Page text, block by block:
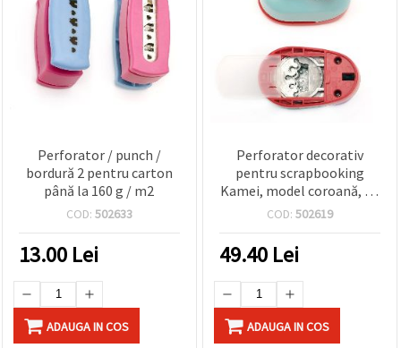
Perforator / punch /
bordură 2 pentru carton
până la 160 g / m2
COD: 502633
13.00 Lei
ADAUGA IN COS
Perforator decorativ
pentru scrapbooking
Kamei, model coroană, 38
mm, pentru carton și
COD: 502619
49.40 Lei
ADAUGA IN COS